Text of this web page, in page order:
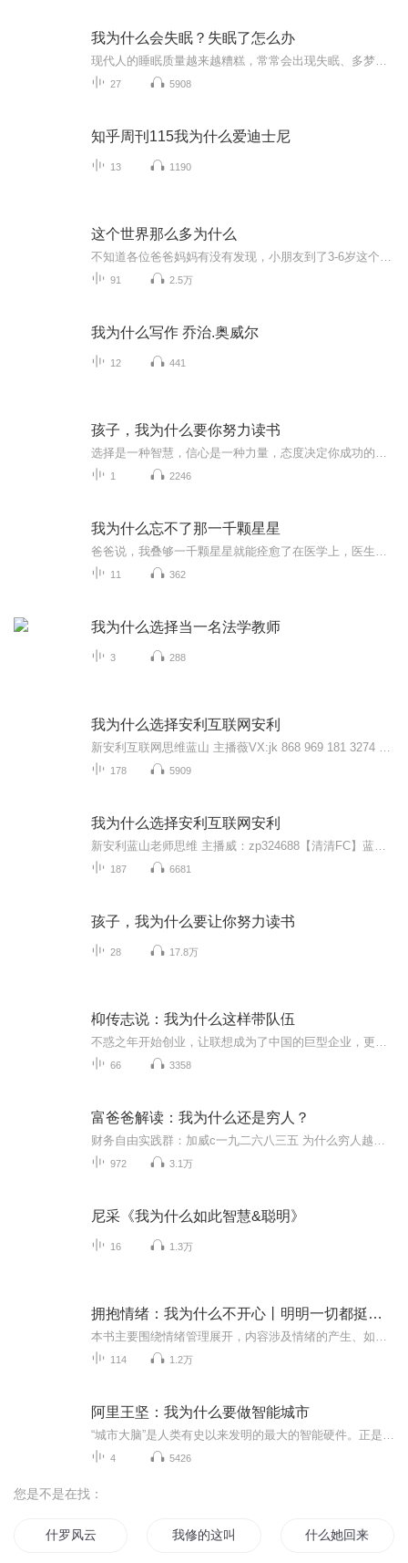
我为什么会失眠？失眠了怎么办
27 5908
知乎周刊115我为什么爱迪士尼
13 1190
这个世界那么多为什么
91 2.5万
我为什么写作 乔治.奥威尔
12 441
孩子，我为什么要你努力读书
1 2246
我为什么忘不了那一千颗星星
11 362
我为什么选择当一名法学教师
3 288
我为什么选择安利互联网安利
178 5909
我为什么选择安利互联网安利
187 6681
孩子，我为什么要让你努力读书
28 17.8万
枊传志说：我为什么这样带队伍
66 3358
富爸爸解读：我为什么还是穷人？
972 3.1万
尼采《我为什么如此智慧&聪明》
16 1.3万
拥抱情绪：我为什么不开心丨明明一切都挺好，我为什么会不开心？情绪来了又要怎么面对？
114 1.2万
阿里王坚：我为什么要做智能城市
4 5426
您是不是在找：
什罗风云 我修的这叫什么仙 什么她回来了